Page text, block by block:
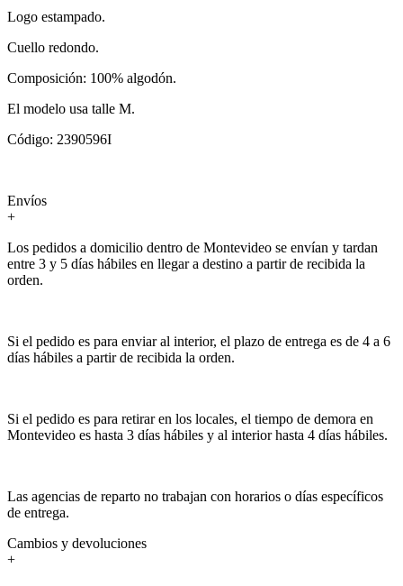
Logo estampado.
Cuello redondo.
Composición: 100% algodón.
El modelo usa talle M.
Código: 2390596I
Envíos
+
Los pedidos a domicilio dentro de Montevideo se envían y tardan
entre 3 y 5 días hábiles en llegar a destino a partir de recibida la
orden.
Si el pedido es para enviar al interior, el plazo de entrega es de 4 a 6
días hábiles a partir de recibida la orden.
Si el pedido es para retirar en los locales, el tiempo de demora en
Montevideo es hasta 3 días hábiles y al interior hasta 4 días hábiles.
Las agencias de reparto no trabajan con horarios o días específicos
de entrega.
Cambios y devoluciones
+